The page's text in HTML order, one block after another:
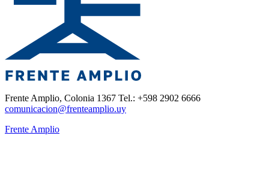
Frente Amplio, Colonia 1367 Tel.: +598 2902 6666
comunicacion@frenteamplio.uy
Frente Amplio